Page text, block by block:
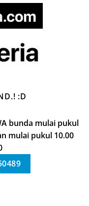
:D
bunda mulai pukul
mulai pukul 10.00